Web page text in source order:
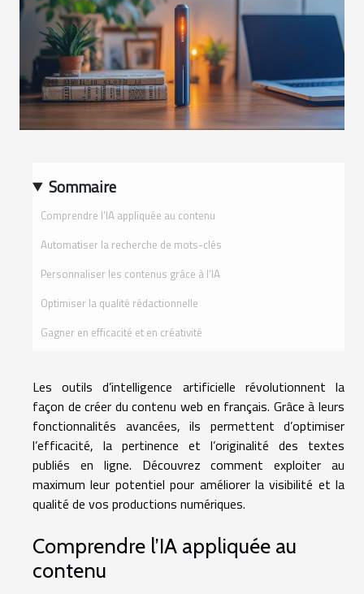
Sommaire
Comprendre l’IA appliquée au contenu
Automatiser la recherche de mots-clés
Personnaliser les contenus grâce à l’IA
Optimiser la qualité rédactionnelle
Gagner en efficacité et en créativité
Les outils d’intelligence artificielle révolutionnent la
façon de créer du contenu web en français. Grâce à leurs
fonctionnalités avancées, ils permettent d’optimiser
l’efficacité, la pertinence et l’originalité des textes
publiés en ligne. Découvrez comment exploiter au
maximum leur potentiel pour améliorer la visibilité et la
qualité de vos productions numériques.
Comprendre l’IA appliquée au
contenu